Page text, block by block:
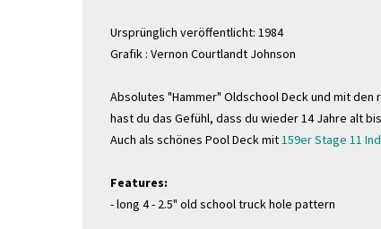
Ursprünglich veröffentlicht: 1984
Grafik : Vernon Courtlandt Johnson
Absolutes "Hammer" Oldschool Deck und mit den
hast du das Gefühl, dass du wieder 14 Jahre alt
Auch als schönes Pool Deck mit159er Stage 11
Features:
-long 4 - 2.5" old school truck hole pattern